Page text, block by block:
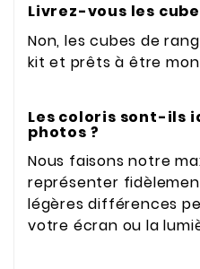
Livrez-vous les
Non, les cubes de
kit et prêts à être
Les coloris sont-ils
photos ?
Nous faisons notre
représenter
légères différences
votre écran ou la